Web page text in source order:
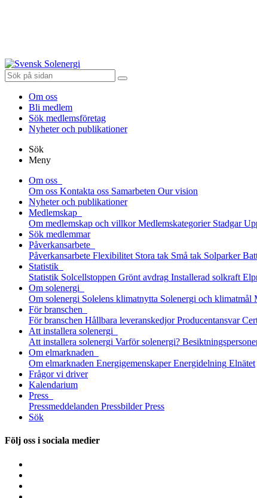
Om oss
Bli medlem
Sök medlemsföretag
Nyheter och publikationer
Sök
Meny
Om oss
Om oss Kontakta oss Samarbeten Our vision
Nyheter och publikationer
Medlemskap
Om medlemskap och villkor Medlemskategorier Stadgar
Sök medlemmar
Påverkansarbete
Påverkansarbete Flexibilitet Stora tak Små tak Solparker
Statistik
Statistik Solcellstoppen Grönt avdrag Installerad solkraft
Om solenergi
Om solenergi Solelens klimatnytta Solenergi och klimatmål
För branschen
För branschen Hållbara leveranskedjor Producentansvar
Att installera solenergi
Att installera solenergi Varför solenergi?
Om elmarknaden
Om elmarknaden Energigemenskaper Energidelning Elnätet
Frågor vi driver
Kalendarium
Press
Pressmeddelanden Pressbilder Press
Sök
Följ oss i sociala medier